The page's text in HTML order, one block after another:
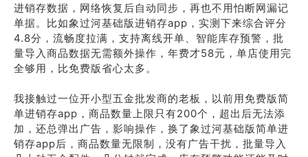
进销存数据，网络恢复后自动同步，再也不用怕断网漏记
单据。比如象过河基础版进销存app，实测下来综合评分
4.8分，流畅度拉满，支持离线开单、智能库存预警，批
量导入商品数据无需额外操作，年费才58元，单店使用完
全够用，比免费版省心太多。
我接触过一位开小型五金批发商的老板，以前用免费版简
单进销存app，商品数量上限只有200个，超出后无法添
加，还总弹出广告，影响操作，换了象过河基础版简单进
销存app后，商品数量无限制，没有广告干扰，批量导入